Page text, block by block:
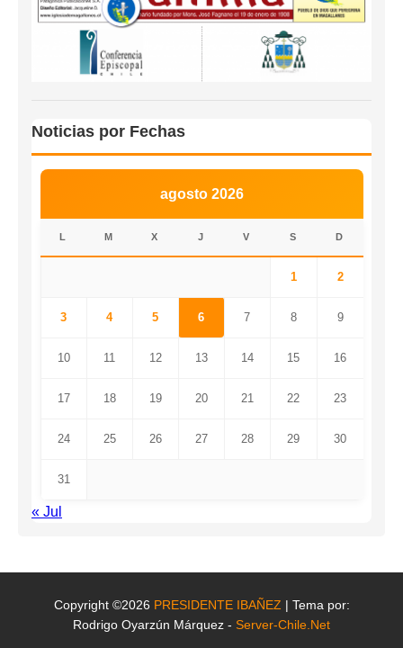
Noticias por Fechas
agosto 2026
L M X J V S D
1 2
3 4 5 6 7 8 9
10 11 12 13 14 15 16
17 18 19 20 21 22 23
24 25 26 27 28 29 30
31
« Jul
Copyright ©2026 PRESIDENTE IBAÑEZ | Tema por:
Rodrigo Oyarzún Márquez - Server-Chile.Net